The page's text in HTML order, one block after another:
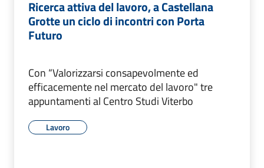
Ricerca attiva del lavoro, a Castellana
Grotte un ciclo di incontri con Porta
Futuro
Con “Valorizzarsi consapevolmente ed
efficacemente nel mercato del lavoro" tre
appuntamenti al Centro Studi Viterbo
Lavoro